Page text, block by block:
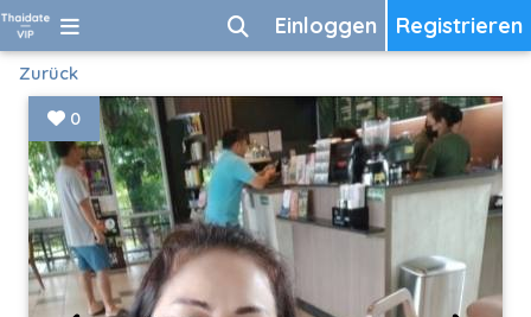
Registrieren
Einloggen
Zurück
0